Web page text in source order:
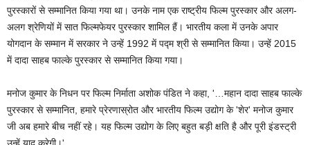
पुरस्कारों से सम्मानित किया गया था। उनके नाम एक राष्ट्रीय फिल्म पुरस्कार और अलग-
अलग श्रेणियों में सात फिल्मफेयर पुरस्कार शामिल हैं। भारतीय कला में उनके अपार
योगदान के सम्मान में सरकार ने उन्हें 1992 में पद्म श्री से सम्मानित किया। उन्हें 2015
में दादा साहब फाल्के पुरस्कार से सम्मानित किया गया।
मनोज कुमार के निधन पर फिल्म निर्माता अशोक पंडित ने कहा, '…महान दादा साहब फाल्के
पुरस्कार से सम्मानित, हमारे प्रेरणास्रोत और भारतीय फिल्म उद्योग के 'शेर' मनोज कुमार
जी अब हमारे बीच नहीं रहे। यह फिल्म उद्योग के लिए बहुत बड़ी क्षति है और पूरी इंडस्ट्री